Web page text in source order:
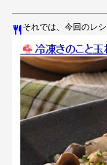
それでは、今回のレ